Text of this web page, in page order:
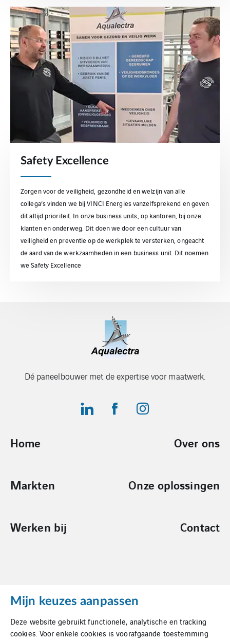
Safety Excellence
Zorgen voor de veiligheid, gezondheid en welzijn van alle
collega’s vinden we bij VINCI Energies vanzelfsprekend en geven
dit altijd prioriteit. In onze business units, op kantoren, bij onze
klanten en onderweg. Dit doen we door een cultuur van
veiligheid en preventie op de werkplek te versterken, ongeacht
de aard van de werkzaamheden in een business unit. Dit noemen
we Safety Excellence
Dé paneelbouwer met de expertise voor maatwerk.
Home Over ons
Markten Onze oplossingen
Werken bij Contact
Cookies
Privacy Statement
Mijn keuzes aanpassen
Deze website gebruikt functionele, analytische en tracking
cookies. Voor enkele cookies is voorafgaande toestemming